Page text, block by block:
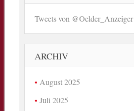
Tweets von @Oelder_Anzeiger
ARCHIV
August 2025
Juli 2025